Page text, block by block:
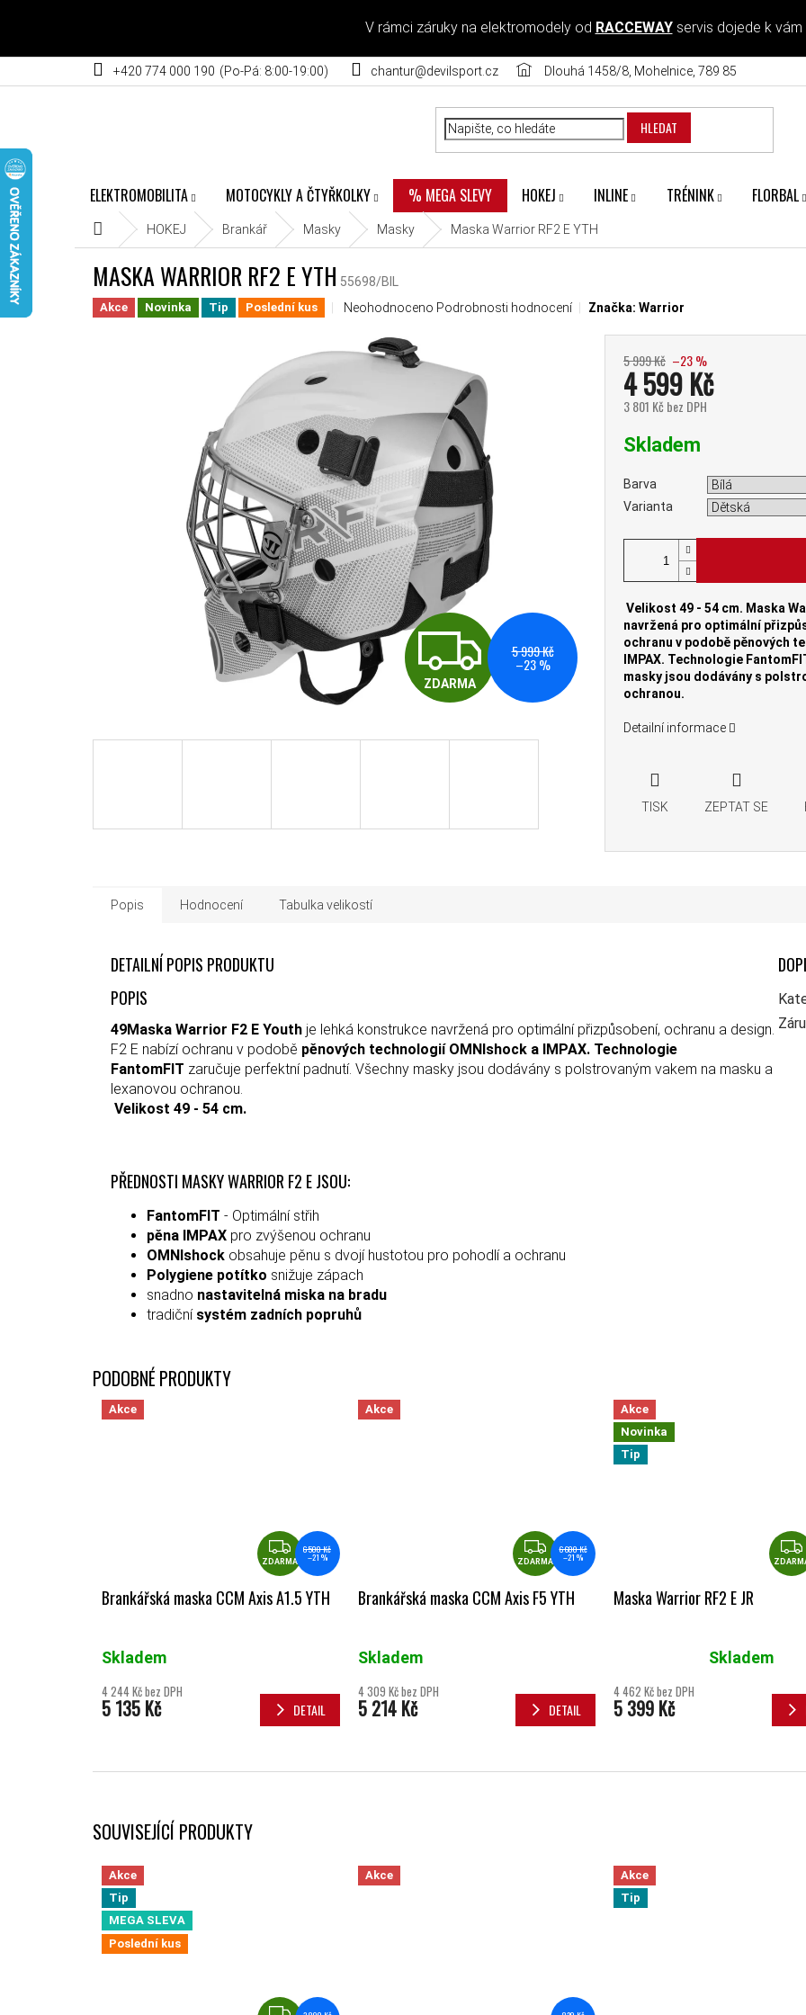
V rámci záruky na elektromodely od RACCEWAYservis dojede k vám
+420 774 000 190 chantur@devilsport.cz Dlouhá 1458/8, Mohelnice, 789 85
HLEDAT
ELEKTROMOBILITA MOTOCYKLY A ČTYŘKOLKY % MEGA SLEVY HOKEJ INLINE TRÉNINK FLORBAL
Domů HOKEJ Brankář Masky Masky Maska Warrior RF2 E YTH
MASKA WARRIOR RF2 E YTH 55698/BIL
Akce Novinka Tip Poslední kus Průměrné hodnocení produktu je 0,0 z 5 hvězdiček.
Neohodnoceno Podrobnosti hodnocení Značka: Warrior
ZDARMA
ZDARMA
5 999 Kč
–23 %
5 999 Kč –23 %
4 599 Kč
3 801 Kč bez DPH
Skladem
Barva
Varianta
Velikost 49 - 54 cm. Maska
navržená pro optimální
ochranu v podobě pěnových
IMPAX. Technologie
masky jsou dodávány s
ochranou.
Detailní informace
TISK ZEPTAT SE
SOUVISEJÍCÍ PRODUKTY
Akce
Tip
MEGA SLEVA
Poslední kus
Akce
Akce
Tip
Popis Hodnocení Tabulka velikostí
DETAILNÍ POPIS PRODUKTU
POPIS
49Maska Warrior F2 E Youth je lehká konstrukce navržená pro optimální přizpůsobení, ochranu a design.
F2 E nabízí ochranu v podobě pěnových technologií OMNIshock a IMPAX. Technologie
FantomFIT zaručuje perfektní padnutí. Všechny masky jsou dodávány s polstrovaným vakem na masku a
lexanovou ochranou.
Velikost 49 - 54 cm.
PŘEDNOSTI MASKY WARRIOR F2 E JSOU:
FantomFIT - Optimální střih
pěna IMPAX pro zvýšenou ochranu
OMNIshock obsahuje pěnu s dvojí hustotou pro pohodlí a ochranu
Polygiene potítko snižuje zápach
snadno nastavitelná miska na bradu
tradiční systém zadních popruhů
Akce
ZDARMA
ZDARMA
6 500 Kč
–21 %
Brankářská maska CCM Axis A1.5 YTH
Skladem
4 244 Kč bez DPH
5 135 Kč DETAIL
Akce
ZDARMA
ZDARMA
6 600 Kč
–21 %
Brankářská maska CCM Axis F5 YTH
Skladem
4 309 Kč bez DPH
5 214 Kč DETAIL
Akce
Novinka
Tip
Maska Warrior RF2 E JR
Průměrné hodnocení produktu je
Skladem
4 462 Kč bez DPH
5 399 Kč